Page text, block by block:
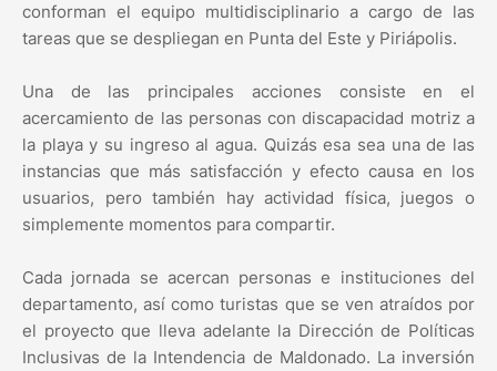
conforman el equipo multidisciplinario a cargo de las
tareas que se despliegan en Punta del Este y Piriápolis.
Una de las principales acciones consiste en el
acercamiento de las personas con discapacidad motriz a
la playa y su ingreso al agua. Quizás esa sea una de las
instancias que más satisfacción y efecto causa en los
usuarios, pero también hay actividad física, juegos o
simplemente momentos para compartir.
Cada jornada se acercan personas e instituciones del
departamento, así como turistas que se ven atraídos por
el proyecto que lleva adelante la Dirección de Políticas
Inclusivas de la Intendencia de Maldonado. La inversión